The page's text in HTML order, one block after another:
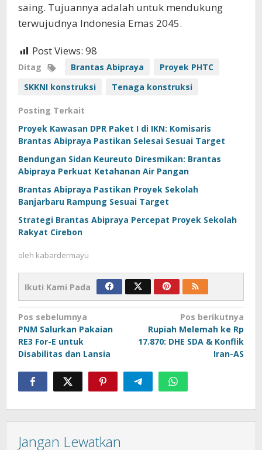
saing. Tujuannya adalah untuk mendukung
terwujudnya Indonesia Emas 2045.
Post Views: 98
Ditag Brantas Abipraya
Proyek PHTC
SKKNI konstruksi
Tenaga konstruksi
Posting Terkait
Proyek Kawasan DPR Paket I di IKN: Komisaris
Brantas Abipraya Pastikan Selesai Sesuai Target
Bendungan Sidan Keureuto Diresmikan: Brantas
Abipraya Perkuat Ketahanan Air Pangan
Brantas Abipraya Pastikan Proyek Sekolah
Banjarbaru Rampung Sesuai Target
Strategi Brantas Abipraya Percepat Proyek Sekolah
Rakyat Cirebon
oleh kabardermayu
Ikuti Kami Pada
Navigasi
pos
Pos sebelumnya
PNM Salurkan Pakaian
RE3 For-E untuk
Disabilitas dan Lansia
Pos berikutnya
Rupiah Melemah ke Rp
17.870: DHE SDA & Konflik
Iran-AS
Jangan Lewatkan